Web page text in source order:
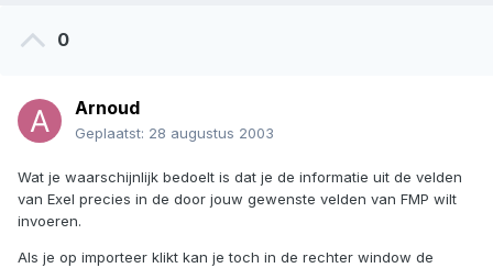
0
Arnoud
Geplaatst: 28 augustus 2003
Wat je waarschijnlijk bedoelt is dat je de informatie uit de velden
van Exel precies in de door jouw gewenste velden van FMP wilt
invoeren.
Als je op importeer klikt kan je toch in de rechter window de